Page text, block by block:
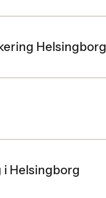
Helsingborg
Helsingborg